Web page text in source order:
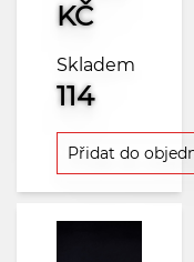
KČ
Skladem
114
Přidat do